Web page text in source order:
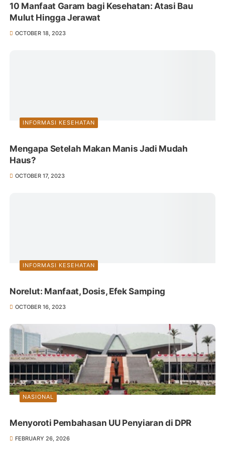
10 Manfaat Garam bagi Kesehatan: Atasi Bau
Mulut Hingga Jerawat
OCTOBER 18, 2023
INFORMASI KESEHATAN
Mengapa Setelah Makan Manis Jadi Mudah
Haus?
OCTOBER 17, 2023
INFORMASI KESEHATAN
Norelut: Manfaat, Dosis, Efek Samping
OCTOBER 16, 2023
NASIONAL
Menyoroti Pembahasan UU Penyiaran di DPR
FEBRUARY 26, 2026